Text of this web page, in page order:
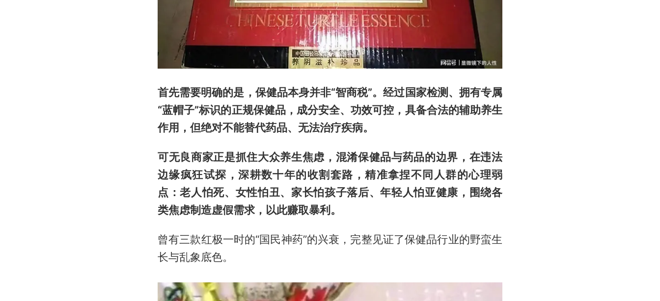
首先需要明确的是，保健品本身并非“智商税”。经过国家检测、拥有专属
“蓝帽子”标识的正规保健品，成分安全、功效可控，具备合法的辅助养生
作用，但绝对不能替代药品、无法治疗疾病。
可无良商家正是抓住大众养生焦虑，混淆保健品与药品的边界，在违法
边缘疯狂试探，深耕数十年的收割套路，精准拿捏不同人群的心理弱
点：老人怕死、女性怕丑、家长怕孩子落后、年轻人怕亚健康，围绕各
类焦虑制造虚假需求，以此赚取暴利。
曾有三款红极一时的“国民神药”的兴衰，完整见证了保健品行业的野蛮生
长与乱象底色。